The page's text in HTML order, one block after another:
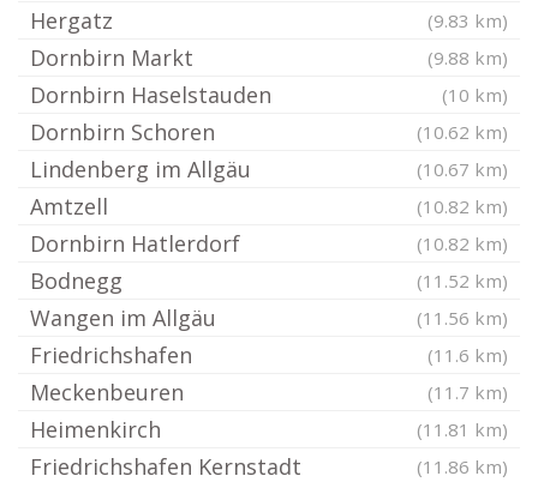
Hergatz (9.83 km)
Dornbirn Markt (9.88 km)
Dornbirn Haselstauden (10 km)
Dornbirn Schoren (10.62 km)
Lindenberg im Allgäu (10.67 km)
Amtzell (10.82 km)
Dornbirn Hatlerdorf (10.82 km)
Bodnegg (11.52 km)
Wangen im Allgäu (11.56 km)
Friedrichshafen (11.6 km)
Meckenbeuren (11.7 km)
Heimenkirch (11.81 km)
Friedrichshafen Kernstadt (11.86 km)